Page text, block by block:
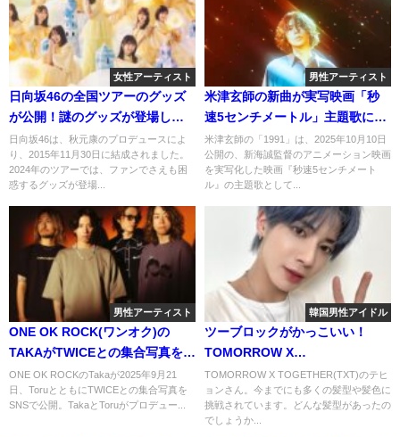
女性アーティスト
日向坂46の全国ツアーのグッズ
が公開！謎のグッズが登場しフ
ァンが困惑！？
日向坂46は、秋元康のプロデュースによ
り、2015年11月30日に結成されました。
2024年のツアーでは、ファンでさえも困
惑するグッズが登場...
男性アーティスト
米津玄師の新曲が実写映画「秒
速5センチメートル」主題歌に！
曲のタイトル「1991」の意味
は？
米津玄師の「1991」は、2025年10月10日
公開の、新海誠監督のアニメーション映画
を実写化した映画『秒速5センチメート
ル』の主題歌として...
男性アーティスト
ONE OK ROCK(ワンオク)の
TAKAがTWICEとの集合写真を公
開！あれ左足は？
ONE OK ROCKのTakaが2025年9月21
日、ToruとともにTWICEとの集合写真を
SNSで公開。TakaとToruがプロデュー...
韓国男性アイドル
ツーブロックがかっこいい！
TOMORROW X
TOGETHER(TXT)のテヒョンの
歴代髪型＆髪色まとめ！
TOMORROW X TOGETHER(TXT)のテヒ
ョンさん。今までにも多くの髪型や髪色に
挑戦されています。どんな髪型があったの
でしょうか...